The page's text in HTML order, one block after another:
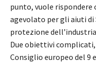
punto, vuole rispondere
agevolato per gli aiuti di
protezione
Due obiettivi
Consiglio europeo del 9